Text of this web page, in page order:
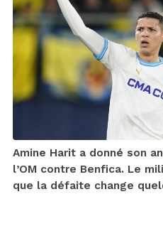
Amine Harit a donné son
l’OM contre Benfica. Le
que la défaite change